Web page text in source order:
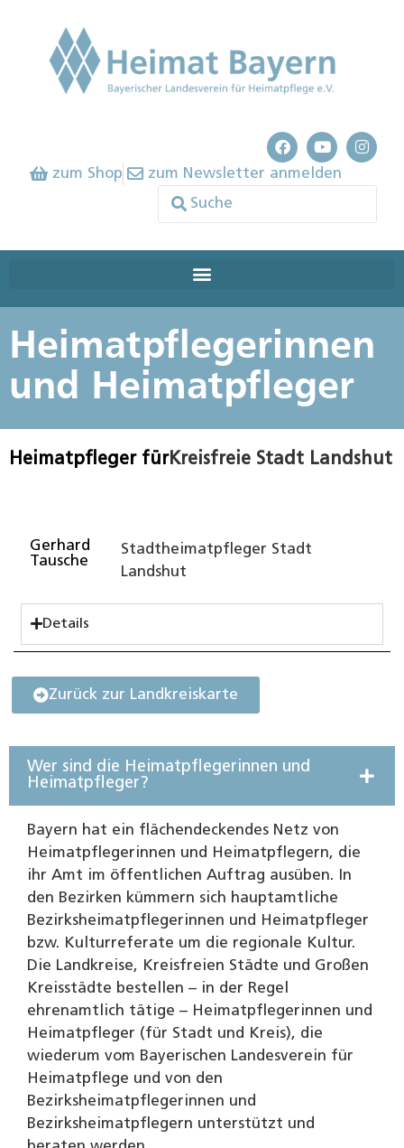
zum Shop zum Newsletter anmelden
Heimatpflegerinnen
und Heimatpfleger
Heimatpfleger fürKreisfreie Stadt Landshut
Gerhard
Tausche
Stadtheimatpfleger Stadt
Landshut
Details
Zurück zur Landkreiskarte
Wer sind die Heimatpflegerinnen und
Heimatpfleger?
Bayern hat ein flächendeckendes Netz von
Heimatpflegerinnen und Heimatpflegern, die
ihr Amt im öffentlichen Auftrag ausüben. In
den Bezirken kümmern sich hauptamtliche
Bezirksheimatpflegerinnen und Heimatpfleger
bzw. Kulturreferate um die regionale Kultur.
Die Landkreise, Kreisfreien Städte und Großen
Kreisstädte bestellen – in der Regel
ehrenamtlich tätige – Heimatpflegerinnen und
Heimatpfleger (für Stadt und Kreis), die
wiederum vom Bayerischen Landesverein für
Heimatpflege und von den
Bezirksheimatpflegerinnen und
Bezirksheimatpflegern unterstützt und